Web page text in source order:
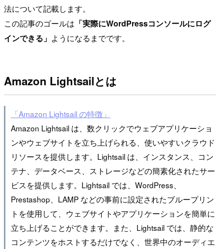
法について記載します。
この記事のゴールは 「実際にWordPressコンソールにログ
インできる」 ようになるまでです。
Amazon Lightsailとは
「Amazon Lightsail の特徴」
Amazon Lightsail は、数クリックでウェブアプリケーショ
ンやウェブサイトを立ち上げられる、使いやすいクラウド
リソースを提供します。Lightsail は、インスタンス、コン
テナ、データベース、ストレージなどの簡素化されたサー
ビスを提供します。Lightsail では、WordPress、
Prestashop、LAMP などの事前に設定されたブループリン
トを使用して、ウェブサイトやアプリケーションを簡単に
立ち上げることができます。また、Lightsail では、静的な
コンテンツをホストするだけでなく、世界中のオーディエ